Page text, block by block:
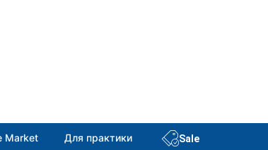
Market Для практики Sale